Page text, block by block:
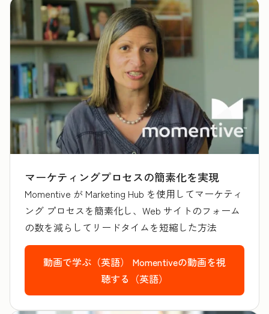
マーケティングプロセスの簡素化を実現
Momentive が Marketing Hub を使用してマーケティ
ング プロセスを簡素化し、Web サイトのフォーム
の数を減らしてリードタイムを短縮した方法
動画で学ぶ（英語） Momentiveの動画を視
聴する（英語）